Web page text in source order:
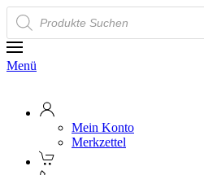
Products
search
Menü
Mein Konto
Merkzettel